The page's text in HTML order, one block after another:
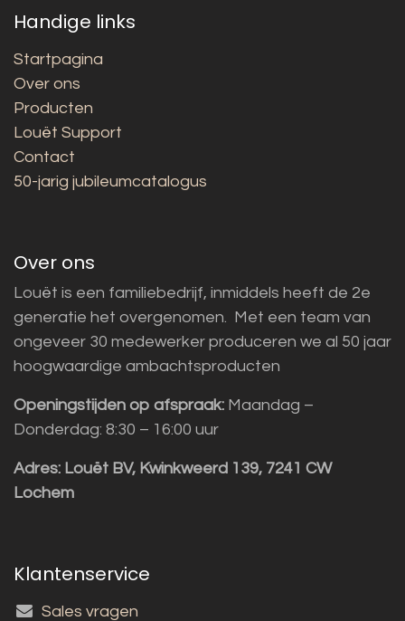
Handige links
Startpagina
Over ons
Producten
Louët Support
Contact
50-jarig jubileumcatalogus
Over ons
Louët is een familiebedrijf, inmiddels heeft de 2e
generatie het overgenomen. Met een team van
ongeveer 30 medewerker produceren we al 50 jaar
hoogwaardige ambachtsproducten
Openingstijden op afspraak: Maandag –
Donderdag: 8:30 – 16:00 uur
Adres: Louët BV, Kwinkweerd 139, 7241 CW
Lochem
Klantenservice
Sales vragen